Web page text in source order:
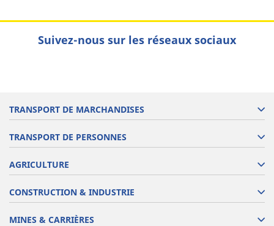
Suivez-nous sur les réseaux sociaux
TRANSPORT DE MARCHANDISES
TRANSPORT DE PERSONNES
AGRICULTURE
CONSTRUCTION & INDUSTRIE
MINES & CARRIÈRES